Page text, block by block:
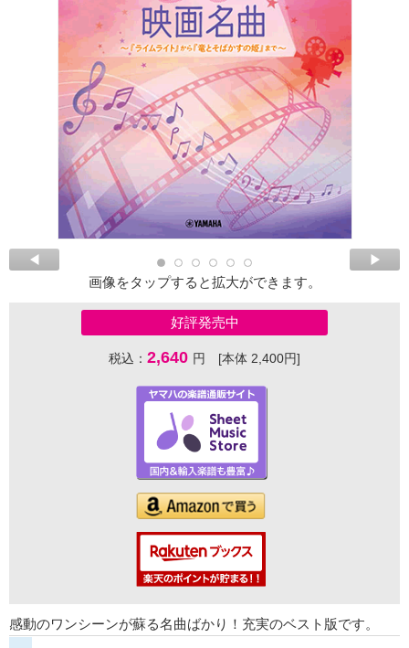
画像をタップすると拡大ができます。
好評発売中
税込： 2,640 円 [本体 2,400円]
感動のワンシーンが蘇る名曲ばかり！充実のベスト版です。